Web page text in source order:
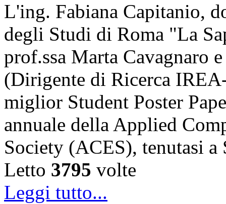
L'ing. Fabiana Capitanio,
degli Studi di Roma "La
prof.ssa Marta Cavagnaro
(Dirigente di Ricerca
miglior Student Poster
annuale della Applied
Society (ACES), tenutasi
Letto 3795 volte
Leggi tutto...